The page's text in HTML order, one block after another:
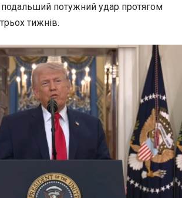
подальший потужний удар протягом
тижнів.